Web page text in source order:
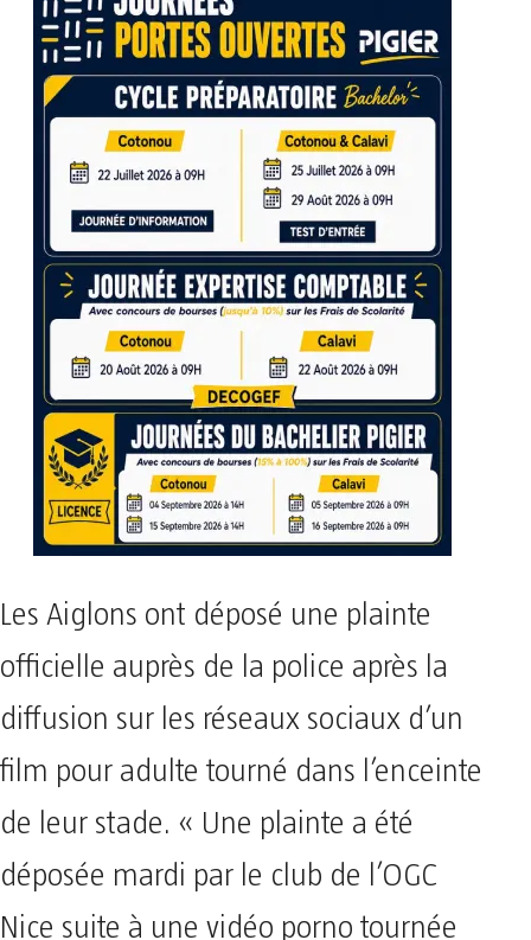
Les Aiglons ont déposé une plainte
officielle auprès de la police après la
diffusion sur les réseaux sociaux d’un
film pour adulte tourné dans l’enceinte
de leur stade. « Une plainte a été
déposée mardi par le club de l’OGC
Nice suite à une vidéo porno tournée